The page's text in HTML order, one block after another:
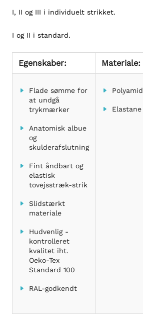
I, II og III i individuelt strikket.
I og II i standard.
Egenskaber: Materiale:
Flade sømme for
at undgå
trykmærker
Anatomisk albue
og
skulderafslutning
Fint åndbart og
elastisk
tovejsstræk-strik
Slidstærkt
materiale
Hudvenlig -
kontrolleret
kvalitet iht.
Oeko-Tex
Standard 100
RAL-godkendt
Polyamid
Elastane